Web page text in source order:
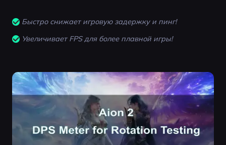
Быстро снижает игровую задержку и пинг!
Увеличивает FPS для более плавной игры!